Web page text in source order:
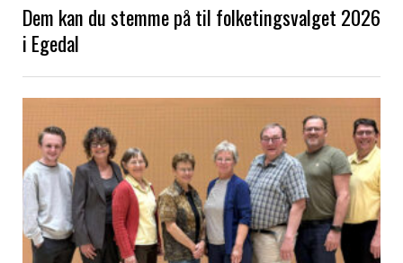
Dem kan du stemme på til folketingsvalget 2026
i Egedal